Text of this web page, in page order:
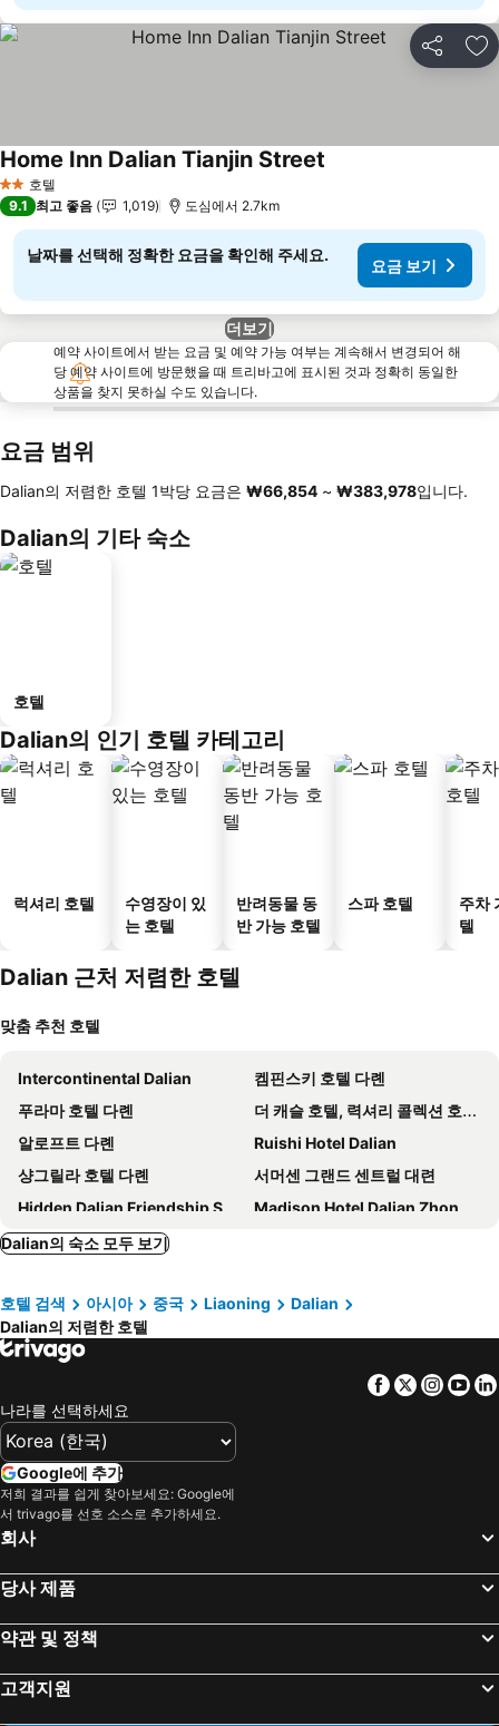
공유 즐
2 성급호텔
Home Inn Dalian Tianjin Street
9.1 최고 좋음 1,019 도심에서 2.7km
날짜를 선택해 정확한 요금을 확인해 주세요.
요금 보기
더보기
예약 사이트에서 받는 요금 및 예약 가능 여부는 계속해서 변경되어 해
당 예약 사이트에 방문했을 때 트리바고에 표시된 것과 정확히 동일한
상품을 찾지 못하실 수도 있습니다.
요금 범위
Dalian의 저렴한 호텔 1박당 요금은 ‎₩66,854 ~ ‎₩383,978입니다.
Dalian의 기타 숙소
호텔
Dalian의 인기 호텔 카테고리
럭셔리 호텔
수영장이 있
는 호텔
반려동물 동
반 가능 호텔
스파 호텔
주차
텔
Dalian 근처 저렴한 호텔
맞춤 추천 호텔
Intercontinental Dalian
켐핀스키 호텔 다롄
푸라마 호텔 다롄
더 캐슬 호텔, 력셔리 콜렉션 호텔, 다롄
알로프트 다롄
Ruishi Hotel Dalian
샹그릴라 호텔 다롄
서머센 그랜드 센트럴 대련
Hidden Dalian Friendship Square
Madison Hotel Dalian Zhongshan Square Seaview
Joya Hotel Dalian-Friendship Square
Riyueming Select (Dalian Shanghai Road)
Hilton Dalian
Orange Select Dalian Zhongshan Square Renmin Road
진장 인 셀렉트 다롄 유하오 스퀘어
Four Points by Sheraton Dalian Donggang
선 문 레이크 호텔
그랜드 하얏트 다롄
Conrad Dalian
Dalian Grand Continent International Hotel
푸롱 인터내셔널 호텔 - 다롄
대련 산허 호텔
다롄 보하이 펄 호텔
Four Seasons Hotel Dalian
베이쇼어 호텔 다롄
Golden Shine International Hotel
Dalian의 숙소 모두 보기
호텔 검색 아시아 중국 Liaoning
Dalian
Dalian의 저렴한 호텔
Facebook
Twitter
나라를 선택하세요
Google에 추가
저희 결과를 쉽게 찾아보세요: Google에
서 trivago를 선호 소스로 추가하세요.
회사
당사 제품
약관 및 정책
고객지원